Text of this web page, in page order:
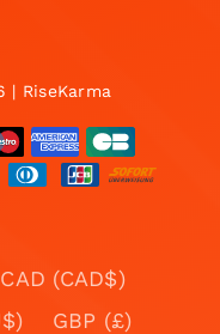
| RiseKarma
CAD (CAD$)
GBP (£)